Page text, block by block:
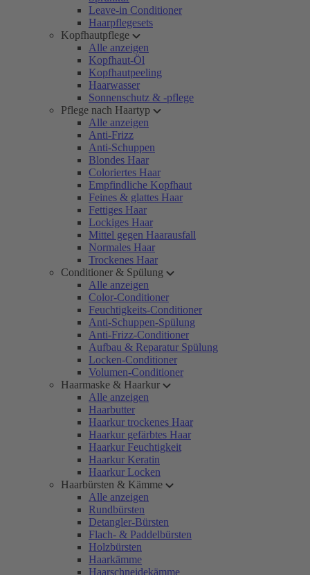
Leave-in Conditioner
Haarpflegesets
Kopfhautpflege
Alle anzeigen
Kopfhaut-Öl
Kopfhautpeeling
Haarwasser
Sonnenschutz & -pflege
Pflege nach Haartyp
Alle anzeigen
Anti-Frizz
Anti-Schuppen
Blondes Haar
Coloriertes Haar
Empfindliche Kopfhaut
Feines & glattes Haar
Fettiges Haar
Lockiges Haar
Mittel gegen Haarausfall
Normales Haar
Trockenes Haar
Conditioner & Spülung
Alle anzeigen
Color-Conditioner
Feuchtigkeits-Conditioner
Anti-Schuppen-Spülung
Anti-Frizz-Conditioner
Aufbau & Reparatur Spülung
Locken-Conditioner
Volumen-Conditioner
Haarmaske & Haarkur
Alle anzeigen
Haarbutter
Haarkur trockenes Haar
Haarkur gefärbtes Haar
Haarkur Feuchtigkeit
Haarkur Keratin
Haarkur Locken
Haarbürsten & Kämme
Alle anzeigen
Rundbürsten
Detangler-Bürsten
Flach- & Paddelbürsten
Holzbürsten
Haarkämme
Haarschneidekämme